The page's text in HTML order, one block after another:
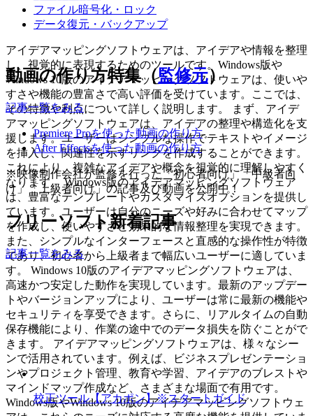
ファイル暗号化・ロック
データ復元・バックアップ
アイデアマッピングソフトウェアは、アイデアや情報を整理
し、視覚的に表現するためのツールです。Windows版や
Windows 10版のアイデアマッピングソフトウェアは、使いや
すさや機能の豊富さで高い評価を受けています。ここでは、
その特徴や利点について詳しく説明します。 まず、アイデ
アマッピングソフトウェアは、アイデアの整理や構造化を支
援します。ユーザーはシンプルな操作でテキストやイメージ
を挿入し、関連性を示すリンクを作成することができます。
これにより、複雑なアイデアや概念を視覚的に理解しやすく
なります。 Windows版のアイデアマッピングソフトウェア
は、豊富なテンプレートやカスタマイズオプションを提供し
ています。ユーザーは自分のニーズや好みに合わせてマップ
を作成し、使いやすさと効果的な情報整理を実現できます。
また、シンプルなインターフェースと直感的な操作性が特徴
であり、初心者から上級者まで幅広いユーザーに適していま
す。 Windows 10版のアイデアマッピングソフトウェアは、
高速かつ安定した動作を実現しています。最新のアップデー
トやバージョンアップにより、ユーザーは常に最新の機能や
セキュリティを享受できます。さらに、リアルタイムの自動
保存機能により、作業の途中でのデータ損失を防ぐことがで
きます。 アイデアマッピングソフトウェアは、様々なシー
ンで活用されています。例えば、ビジネスプレゼンテーショ
ンやプロジェクト管理、教育や学習、アイデアのブレストや
マインドマップ作成など、さまざまな場面で有用です。
Windows版やWindows 10版のアイデアマッピングソフトウェ
動画の作り方特集（監修元）
記事一覧をみる
Premiere Proを使った動画の作り方
After Effectsを使った動画の作り方
※映像制作会社が監修を行った「初心者向け」「中級者向
け」「上級者向け」の記事及び動画を公開中！
フリーソフト新着記事
記事一覧をみる
校正ツール【アカポン】※スタートガイド